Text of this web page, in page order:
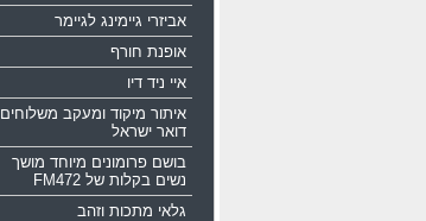
אביזרי גיימינג לגיימר
אופנת חורף
איי ניד דיו
איתור מיקוד ומעקב משלוחים
דואר ישראל
בושם פרומונים מיוחד מושך
נשים בקלות של FM472
גלאי מתכות וזהב